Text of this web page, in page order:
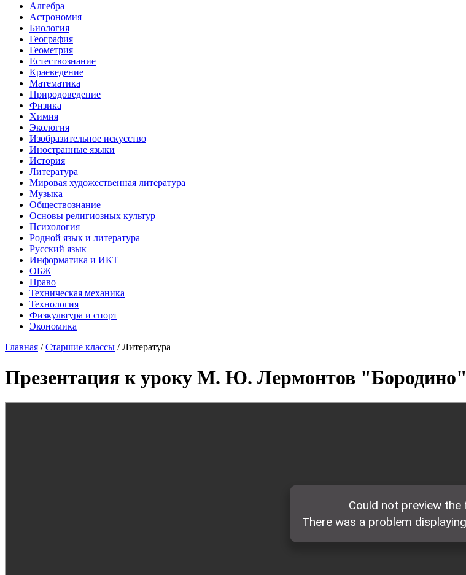
Алгебра
Астрономия
Биология
География
Геометрия
Естествознание
Краеведение
Математика
Природоведение
Физика
Химия
Экология
Изобразительное искусство
Иностранные языки
История
Литература
Мировая художественная литература
Музыка
Обществознание
Основы религиозных культур
Психология
Родной язык и литература
Русский язык
Информатика и ИКТ
ОБЖ
Право
Техническая механика
Технология
Физкультура и спорт
Экономика
Главная /Старшие классы /Литература
Презентация к уроку М. Ю. Лермонтов "Бородино"